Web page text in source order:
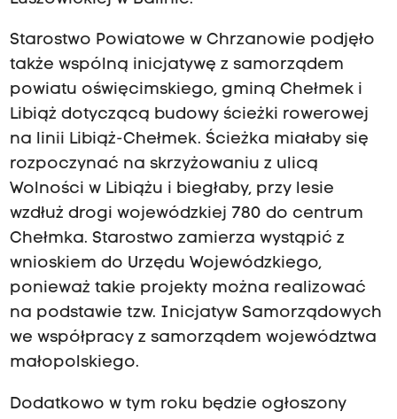
Starostwo Powiatowe w Chrzanowie podjęło
także wspólną inicjatywę z samorządem
powiatu oświęcimskiego, gminą Chełmek i
Libiąż dotyczącą budowy ścieżki rowerowej
na linii Libiąż-Chełmek. Ścieżka miałaby się
rozpoczynać na skrzyżowaniu z ulicą
Wolności w Libiążu i biegłaby, przy lesie
wzdłuż drogi wojewódzkiej 780 do centrum
Chełmka. Starostwo zamierza wystąpić z
wnioskiem do Urzędu Wojewódzkiego,
ponieważ takie projekty można realizować
na podstawie tzw. Inicjatyw Samorządowych
we współpracy z samorządem województwa
małopolskiego.
Dodatkowo w tym roku będzie ogłoszony